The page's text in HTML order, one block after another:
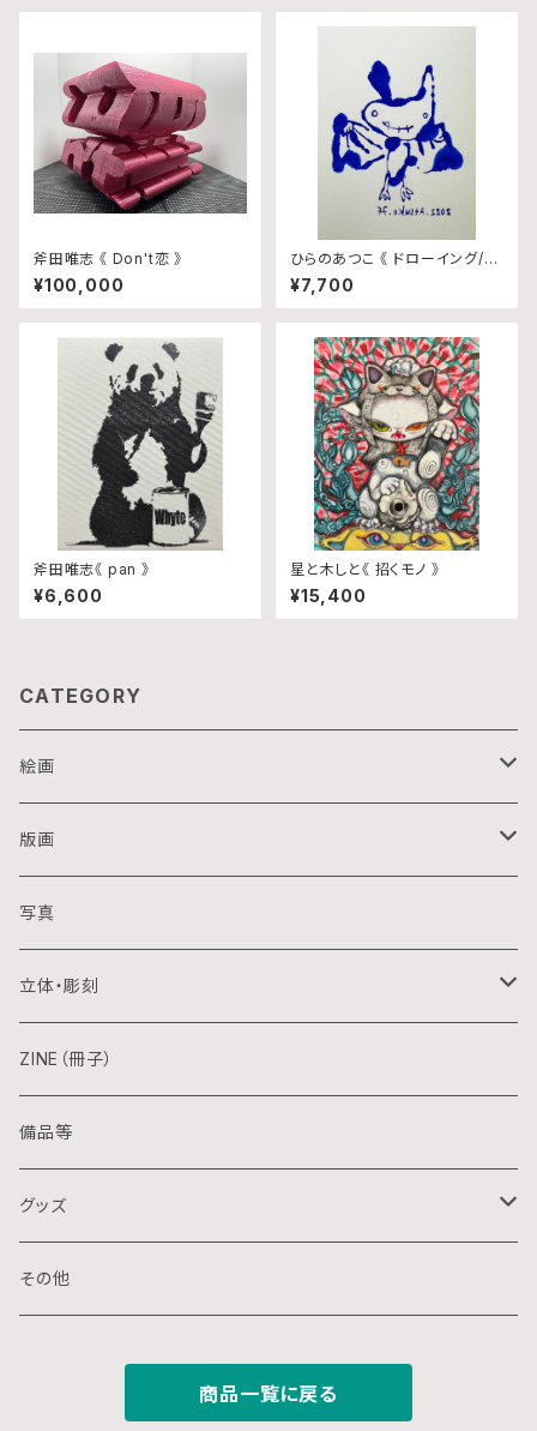
斧田唯志 《 Don't恋 》
¥100,000
ひらのあつこ 《 ドローイング/N
o.57 》
¥7,700
斧田唯志《 pan 》
¥6,600
星と木しと《 招くモノ 》
¥15,400
CATEGORY
絵画
油画
アクリル画
日本画
水彩画
クレパス画
水墨画
スプレー画
版画
銅版画
木版画
シルクスクリーン
リトグラフ
デジタル
ステンシル
デジタルプリント
写真
立体・彫刻
陶芸
金属
石
木
ZINE（冊子）
備品等
グッズ
ポストカード
その他
商品一覧に戻る